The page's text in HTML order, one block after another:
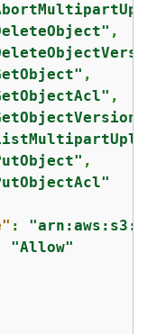
,
,
,
,
:
"Allow"